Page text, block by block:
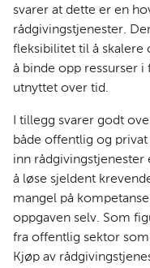
svarer at dette er en
rådgivingstjenester.
fleksibilitet til å skalere
å binde opp ressurser
utnyttet over tid.
I tillegg svarer godt
både offentlig og
inn rådgivingstjenester
å løse sjeldent
mangel på
oppgaven selv. Som
fra offentlig sektor
Kjøp av